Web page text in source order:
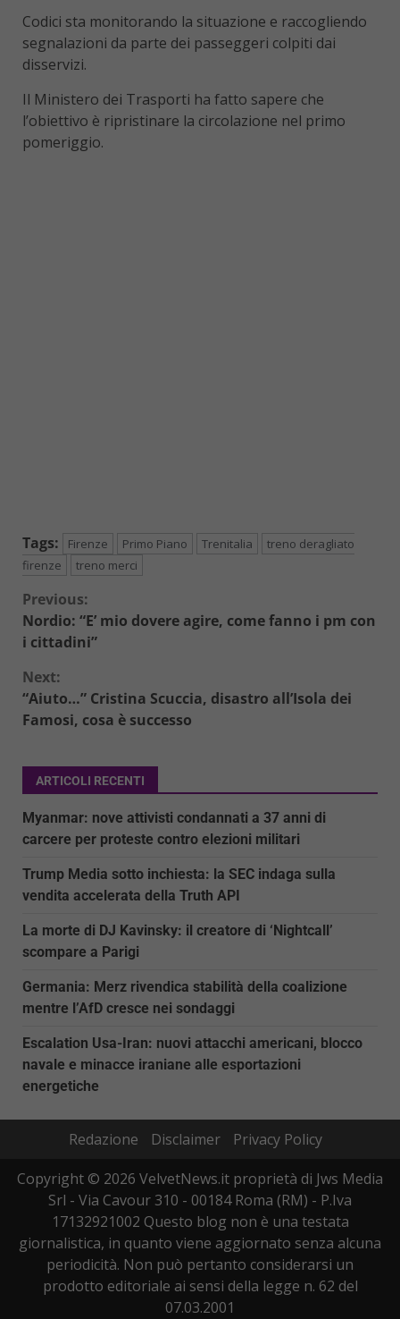
Codici sta monitorando la situazione e raccogliendo
segnalazioni da parte dei passeggeri colpiti dai
disservizi.
Il Ministero dei Trasporti ha fatto sapere che
l’obiettivo è ripristinare la circolazione nel primo
pomeriggio.
Tags: Firenze Primo Piano Trenitalia
treno deragliato
firenze
treno merci
Continue
Reading
Previous:
Nordio: “E’ mio dovere agire, come fanno i pm con
i cittadini”
Next:
“Aiuto…” Cristina Scuccia, disastro all’Isola dei
Famosi, cosa è successo
ARTICOLI RECENTI
Myanmar: nove attivisti condannati a 37 anni di
carcere per proteste contro elezioni militari
Trump Media sotto inchiesta: la SEC indaga sulla
vendita accelerata della Truth API
La morte di DJ Kavinsky: il creatore di ‘Nightcall’
scompare a Parigi
Germania: Merz rivendica stabilità della coalizione
mentre l’AfD cresce nei sondaggi
Escalation Usa-Iran: nuovi attacchi americani, blocco
navale e minacce iraniane alle esportazioni
energetiche
Redazione Disclaimer
Privacy Policy
Copyright © 2026 VelvetNews.it proprietà di Jws Media
Srl - Via Cavour 310 - 00184 Roma (RM) - P.Iva
17132921002 Questo blog non è una testata
giornalistica, in quanto viene aggiornato senza alcuna
periodicità. Non può pertanto considerarsi un
prodotto editoriale ai sensi della legge n. 62 del
07.03.2001